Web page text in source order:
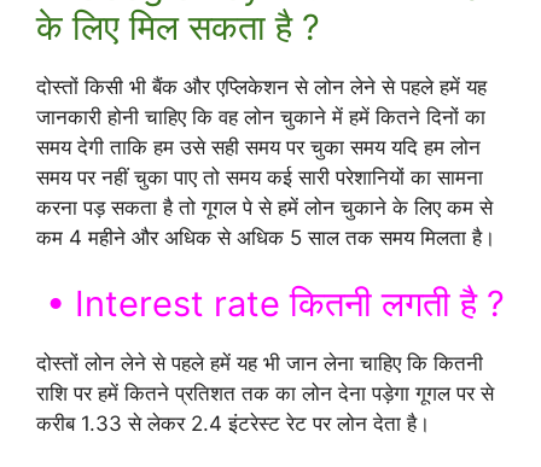
के लिए मिल सकता है ?
दोस्तों किसी भी बैंक और एप्लिकेशन से लोन लेने से पहले हमें यह
जानकारी होनी चाहिए कि वह लोन चुकाने में हमें कितने दिनों का
समय देगी ताकि हम उसे सही समय पर चुका समय यदि हम लोन
समय पर नहीं चुका पाए तो समय कई सारी परेशानियों का सामना
करना पड़ सकता है तो गूगल पे से हमें लोन चुकाने के लिए कम से
कम 4 महीने और अधिक से अधिक 5 साल तक समय मिलता है।
• Interest rate कितनी लगती है ?
दोस्तों लोन लेने से पहले हमें यह भी जान लेना चाहिए कि कितनी
राशि पर हमें कितने प्रतिशत तक का लोन देना पड़ेगा गूगल पर से
करीब 1.33 से लेकर 2.4 इंटरेस्ट रेट पर लोन देता है।